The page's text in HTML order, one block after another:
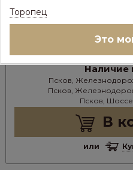
–
Наличие
Псков,
Псков,
Псков,
В
или
Торопец
Это